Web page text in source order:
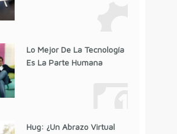
Lo Mejor De La Tecnología
Es La Parte Humana
Hug: ¿Un Abrazo Virtual